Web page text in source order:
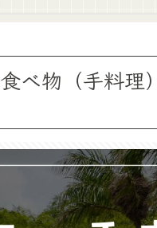
べ物（手料理